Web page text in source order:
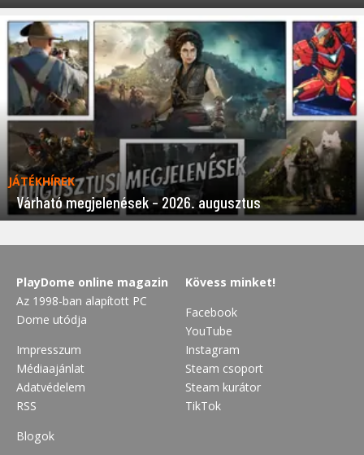
JÁTÉKHÍREK
Várható megjelenések – 2026. augusztus
PlayDome online magazin
Az 1998-ban alapított PC
Dome utódja
Impresszum
Médiaajánlat
Adatvédelem
RSS
Blogok
Kövess minket!
Facebook
YouTube
Instagram
Steam csoport
Steam kurátor
TikTok